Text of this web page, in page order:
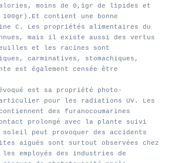
moins de 0,1gr de lipides et
contient une bonne
C. Les propriétés alimentaires du
mais il existe aussi des vertus
et les racines sont
carminatives, stomachiques,
est également censée être
est sa propriété photo-
pour les radiations UV. Les
des furanocoumarines
prolongé avec la plante suivi
soleil peut provoquer des accidents
aiguës sont surtout observées chez
employés des industries de